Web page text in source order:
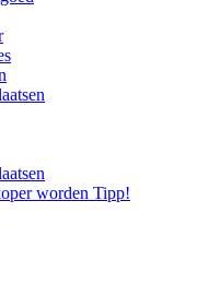
worden Tipp!